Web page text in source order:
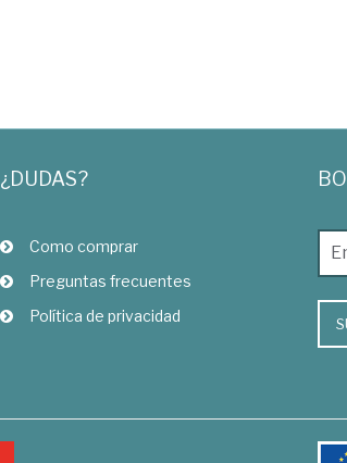
¿DUDAS?
Como comprar
Preguntas frecuentes
Política de privacidad